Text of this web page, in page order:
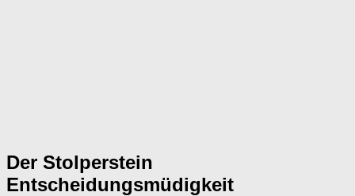
Der Stolperstein
Entscheidungsmüdigkeit